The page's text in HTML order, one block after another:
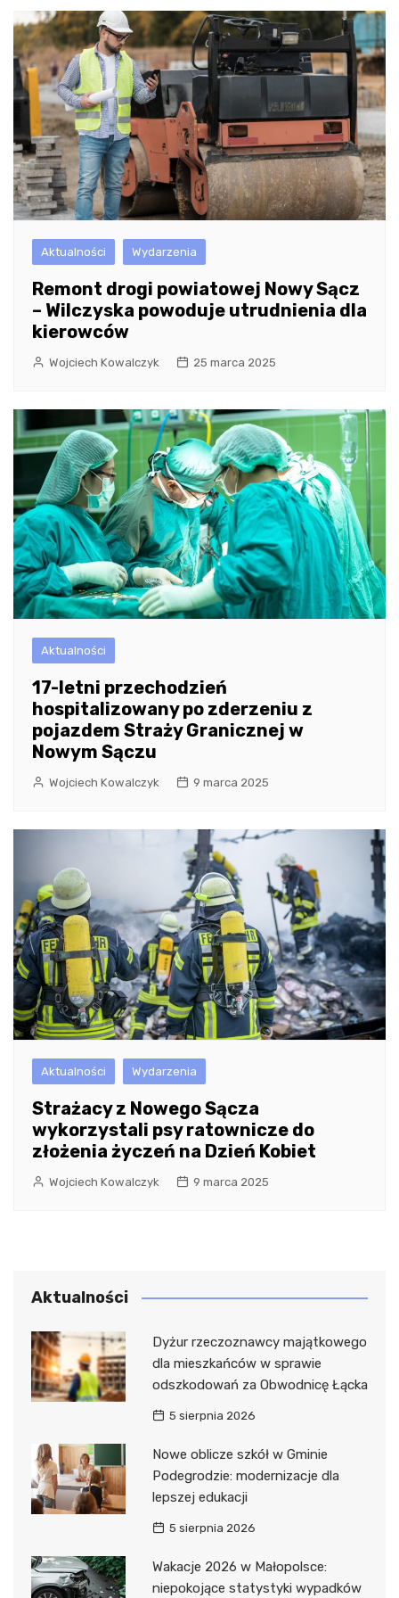
Aktualności Wydarzenia
Remont drogi powiatowej Nowy Sącz
– Wilczyska powoduje utrudnienia dla
kierowców
Wojciech Kowalczyk 25 marca 2025
Aktualności
17-letni przechodzień
hospitalizowany po zderzeniu z
pojazdem Straży Granicznej w
Nowym Sączu
Wojciech Kowalczyk 9 marca 2025
Aktualności Wydarzenia
Strażacy z Nowego Sącza
wykorzystali psy ratownicze do
złożenia życzeń na Dzień Kobiet
Wojciech Kowalczyk 9 marca 2025
Aktualności
Dyżur rzeczoznawcy majątkowego
dla mieszkańców w sprawie
odszkodowań za Obwodnicę Łącka
5 sierpnia 2026
Nowe oblicze szkół w Gminie
Podegrodzie: modernizacje dla
lepszej edukacji
5 sierpnia 2026
Wakacje 2026 w Małopolsce:
niepokojące statystyki wypadków